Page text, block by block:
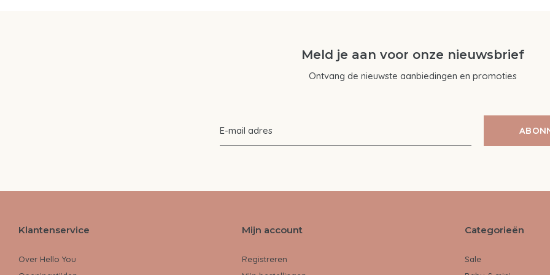
Meld je aan voor onze nieuwsbrief
Ontvang de nieuwste aanbiedingen en promoties
Klantenservice
Over Hello You
Mijn account
Registreren
Categorieën
Sale